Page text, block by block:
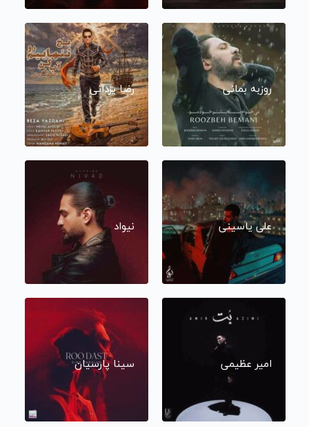
روزبه بمانی رضا یزدانی
علی یاسینی نیواد
امیر عظیمی سینا پارسیان